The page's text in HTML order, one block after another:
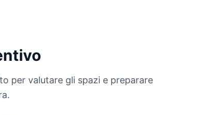
per valutare gli spazi e preparare